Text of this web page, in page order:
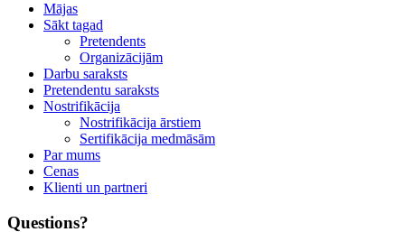
Mājas
Sākt tagad
Pretendents
Organizācijām
Darbu saraksts
Pretendentu saraksts
Nostrifikācija
Nostrifikācija ārstiem
Sertifikācija medmāsām
Par mums
Cenas
Klienti un partneri
Questions?